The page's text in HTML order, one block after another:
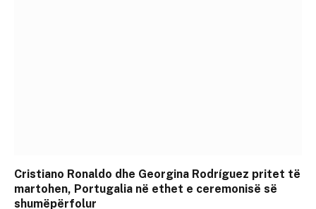
Cristiano Ronaldo dhe Georgina Rodríguez pritet të
martohen, Portugalia në ethet e ceremonisë së
shumëpërfolur